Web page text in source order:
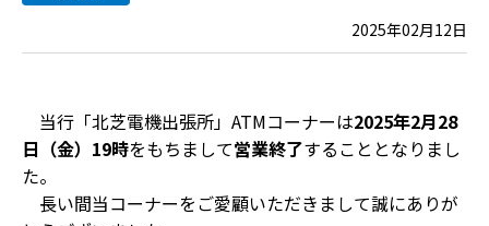
2025年02月12日
当行「北芝電機出張所」ATMコーナーは2025年2月28
日（金）19時をもちまして営業終了することとなりまし
た。
長い間当コーナーをご愛顧いただきまして誠にありが